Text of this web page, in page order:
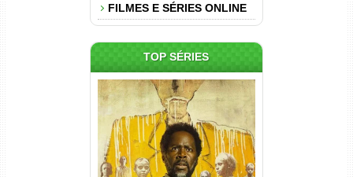
FILMES E SÉRIES ONLINE
TOP SÉRIES